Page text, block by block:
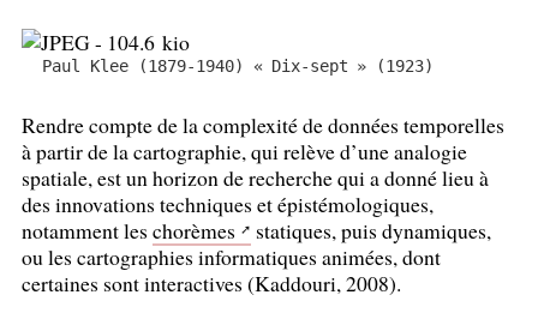
Paul Klee (1879-1940) « Dix-sept » (1923)
Rendre compte de la complexité de données temporelles
à partir de la cartographie, qui relève d’une analogie
spatiale, est un horizon de recherche qui a donné lieu à
des innovations techniques et épistémologiques,
notamment les chorèmes
statiques, puis dynamiques,
ou les cartographies informatiques animées, dont
certaines sont interactives (Kaddouri, 2008).